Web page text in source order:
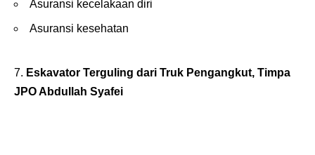
Asuransi kecelakaan diri
Asuransi kesehatan
Eskavator Terguling dari Truk Pengangkut, Timpa
JPO Abdullah Syafei